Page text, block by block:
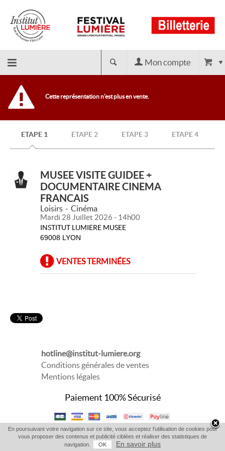
Retour
l'accueil
Mon compte
Cette représentation n'est plus en vente.
ETAPE 1 ETAPE 2 ETAPE 3 ETAPE 4
MUSEE VISITE GUIDEE +
DOCUMENTAIRE CINEMA
FRANCAIS
Loisirs Cinéma
Mardi 28 Juillet 2026 - 14h00
INSTITUT LUMIERE MUSEE
69008 LYON
VENTES TERMINÉES
hotline@institut-lumiere.org
Conditions générales de ventes
Mentions légales
Paiement 100% Sécurisé
En poursuivant votre navigation sur ce site, vous acceptez l'utilisation de cookies pour
vous proposer des contenus et publicité ciblées et réaliser des statistiques de
navigation.
OK En savoir plus